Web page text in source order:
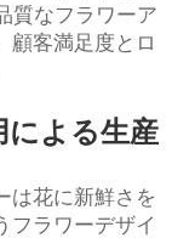
質なフラワーア
顧客満足度とロ
による生産
は花に新鮮さを
フラワーデザイ